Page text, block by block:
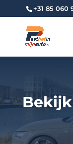
+31 85 060